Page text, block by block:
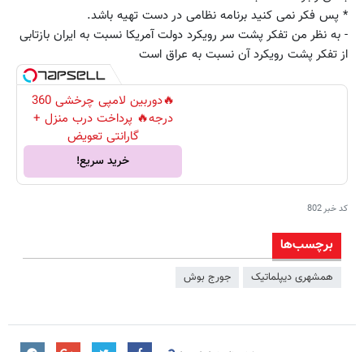
* پس فکر نمی کنید برنامه نظامی در دست تهیه باشد.
- به نظر من تفکر پشت سر رویکرد دولت آمریکا نسبت به ایران بازتابی
از تفکر پشت رویکرد آن نسبت به عراق است
🔥دوربین لامپی چرخشی 360
درجه🔥 پرداخت درب منزل +
گارانتی تعویض
خرید سریع!
کد خبر802
برچسب‌ها
همشهری دیپلماتیک جورج بوش